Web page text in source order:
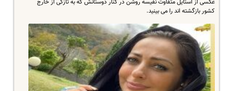
عکسی از استایل متفاوت نفیسه روشن در کنار دوستانش که به تازگی از خارج
کشور بازگشته اند را می بینید.